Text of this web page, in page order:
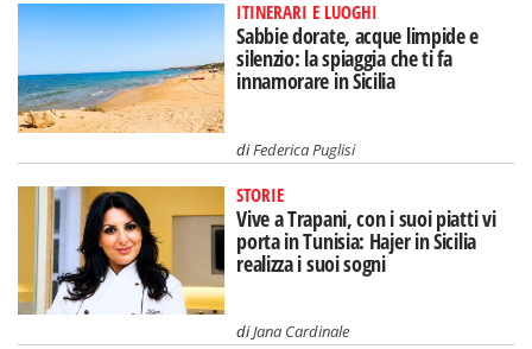
ITINERARI E LUOGHI
Sabbie dorate, acque limpide e
silenzio: la spiaggia che ti fa
innamorare in Sicilia
diFederica Puglisi
STORIE
Vive a Trapani, con i suoi piatti vi
porta in Tunisia: Hajer in Sicilia
realizza i suoi sogni
diJana Cardinale